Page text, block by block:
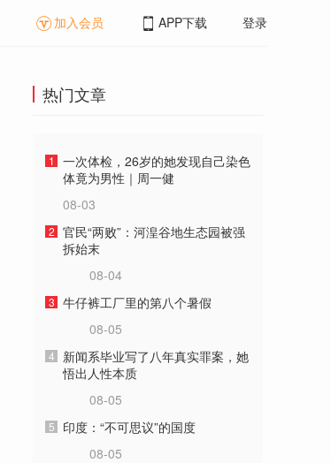
加入会员 APP下载 登录
热门文章
1
一次体检，26岁的她发现自己染色
体竟为男性｜周一健
08-03
2 官民“两败”：河湟谷地生态园被强
拆始末
08-04
3 牛仔裤工厂里的第八个暑假
08-05
4
新闻系毕业写了八年真实罪案，她
悟出人性本质
08-05
5
印度：“不可思议”的国度
08-05